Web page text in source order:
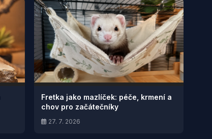
Fretka jako mazlíček: péče, krmení a
chov pro začátečníky
27. 7. 2026